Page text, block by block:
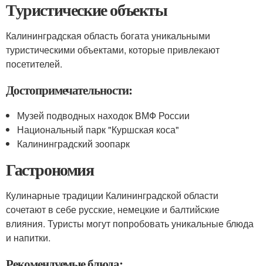
Туристические объекты
Калининградская область богата уникальными
туристическими объектами, которые привлекают
посетителей.
Достопримечательности:
Музей подводных находок ВМФ России
Национальный парк "Куршская коса"
Калининградский зоопарк
Гастрономия
Кулинарные традиции Калининградской области
сочетают в себе русские, немецкие и балтийские
влияния. Туристы могут попробовать уникальные блюда
и напитки.